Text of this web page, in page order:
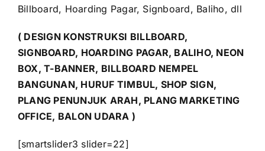
Billboard, Hoarding Pagar, Signboard, Baliho, dll
( DESIGN KONSTRUKSI BILLBOARD,
SIGNBOARD, HOARDING PAGAR, BALIHO, NEON
BOX, T-BANNER, BILLBOARD NEMPEL
BANGUNAN, HURUF TIMBUL, SHOP SIGN,
PLANG PENUNJUK ARAH, PLANG MARKETING
OFFICE, BALON UDARA )
[smartslider3 slider=22]